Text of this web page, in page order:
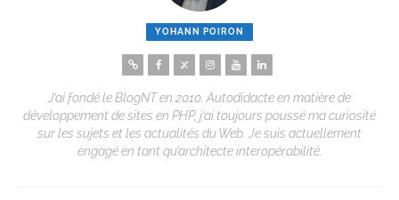
YOHANN POIRON
J’ai fondé le BlogNT en 2010. Autodidacte en matière de
développement de sites en PHP, j’ai toujours poussé ma curiosité
sur les sujets et les actualités du Web. Je suis actuellement
engagé en tant qu’architecte interopérabilité.